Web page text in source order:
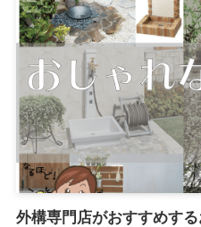
外構専門店がおすすめす